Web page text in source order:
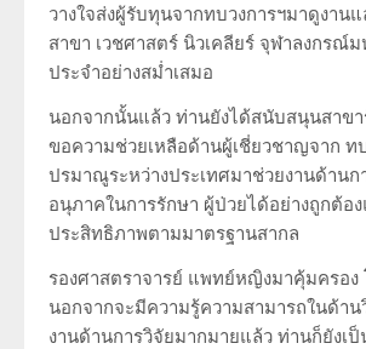
วางใจส่งผู้รับทุนจากทบวงการฯมาดูงาน
สาขา เวชศาสตร์ นิวเคลียร์ จุฬาลงกรณ์
ประจำอย่างสม่ำเสมอ
นอกจากนั้นแล้ว ท่านยังได้สนับสนุนสาขา
ขอความช่วยเหลือด้านผู้เชี่ยวชาญจาก ท
ปรมาณูระหว่างประเทศมาช่วยงานด้านกา
อนุภาคในการรักษา ผู้ป่วยได้อย่างถูกต้อ
ประสิทธิภาพตามมาตรฐานสากล
รองศาสตราจารย์ แพทย์หญิงมาคุ้มครอง
นอกจากจะมีความรู้ความสามารถในด้า
งานด้านการวิจัยมากมายแล้ว ท่านก็ยังเ